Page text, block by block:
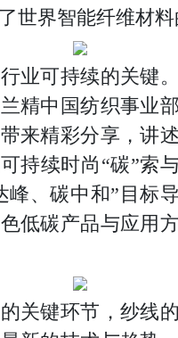
世界智能纤维材料
业可持续的关键
精中国纺织事业
来精彩分享，讲
持续时尚“碳”索
峰、碳中和”目标
低碳产品与应用
关键环节，纱线